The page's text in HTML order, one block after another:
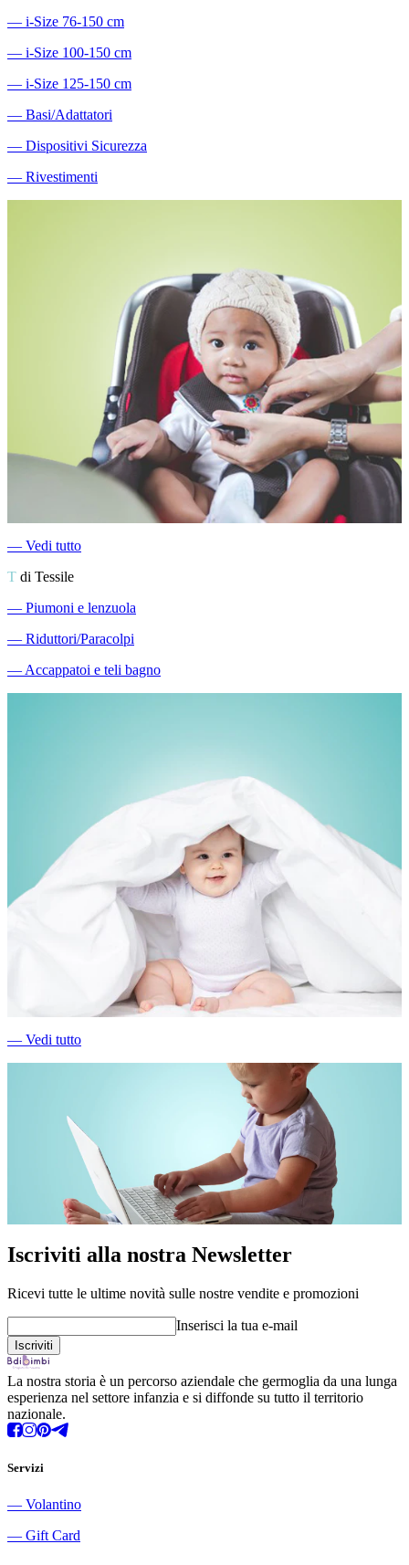
― i-Size 76-150 cm
― i-Size 100-150 cm
― i-Size 125-150 cm
― Basi/Adattatori
― Dispositivi Sicurezza
― Rivestimenti
― Vedi tutto
T di Tessile
― Piumoni e lenzuola
― Riduttori/Paracolpi
―Accappatoi e teli bagno
― Vedi tutto
Iscriviti alla nostra Newsletter
Ricevi tutte le ultime novità sulle nostre vendite e promozioni
Inserisci la tua e-mail
La nostra storia è un percorso aziendale che germoglia da una lunga
esperienza nel settore infanzia e si diffonde su tutto il territorio
nazionale.
Servizi
― Volantino
― Gift Card